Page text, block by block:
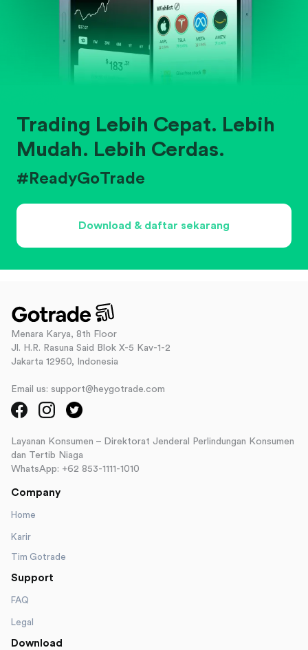
Trading Lebih Cepat. Lebih
Mudah. Lebih Cerdas.
#ReadyGoTrade
Download & daftar sekarang
Menara Karya, 8th Floor
Jl. H.R. Rasuna Said Blok X-5 Kav-1-2
Jakarta 12950, Indonesia
Email us: support@heygotrade.com
Layanan Konsumen – Direktorat Jenderal Perlindungan Konsumen
dan Tertib Niaga
WhatsApp: +62 853-1111-1010
Company
Home
Karir
Tim Gotrade
Support
FAQ
Legal
Download